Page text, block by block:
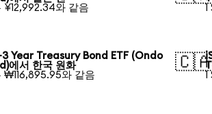
¥12,992.34와 같음
3 Year Treasury Bond ETF (Ondo
에서 한국 원화
₩116,895.95와 같음
1